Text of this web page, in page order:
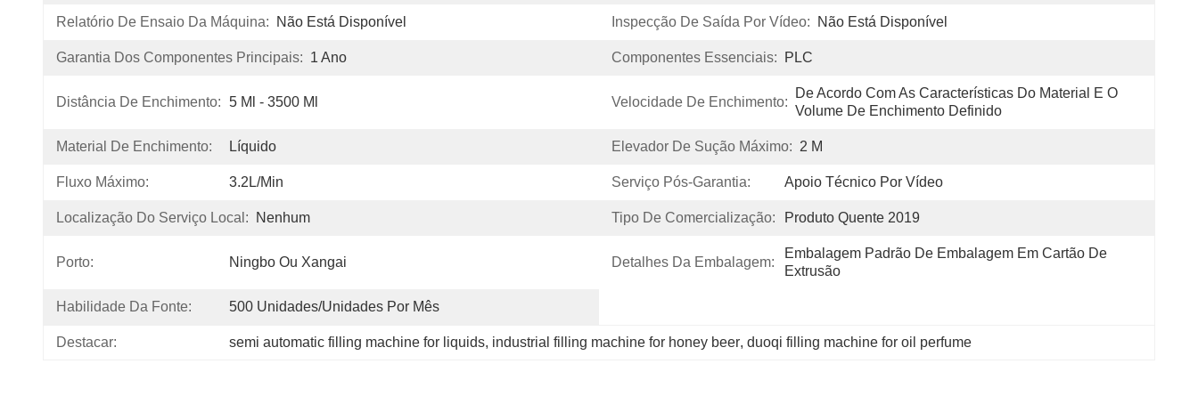
Relatório De Ensaio Da Máquina: Não Está Disponível Inspecção De Saída Por Vídeo: Não Está Disponível
Garantia Dos Componentes Principais: 1 Ano Componentes Essenciais: PLC
Distância De Enchimento: 5 Ml - 3500 Ml Velocidade De Enchimento:
De Acordo Com As Características Do Material E O
Volume De Enchimento Definido
Material De Enchimento: Líquido Elevador De Sução Máximo: 2 M
Fluxo Máximo: 3.2L/min Serviço Pós-Garantia: Apoio Técnico Por Vídeo
Localização Do Serviço Local: Nenhum Tipo De Comercialização: Produto Quente 2019
Porto: Ningbo Ou Xangai Detalhes Da Embalagem:
Embalagem Padrão De Embalagem Em Cartão De
Extrusão
Habilidade Da Fonte: 500 Unidades/unidades Por Mês
Destacar: semi automatic filling machine for liquids, industrial filling machine for honey beer, duoqi filling machine for oil perfume